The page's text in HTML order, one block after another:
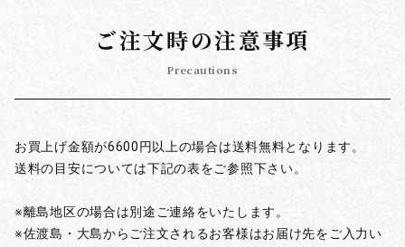
ご注文時の注意事項
Precautions
お買上げ金額が6600円以上の場合は送料無料となります。
送料の目安については下記の表をご参照下さい。
※離島地区の場合は別途ご連絡をいたします。
※佐渡島・大島からご注文されるお客様はお届け先をご入力い